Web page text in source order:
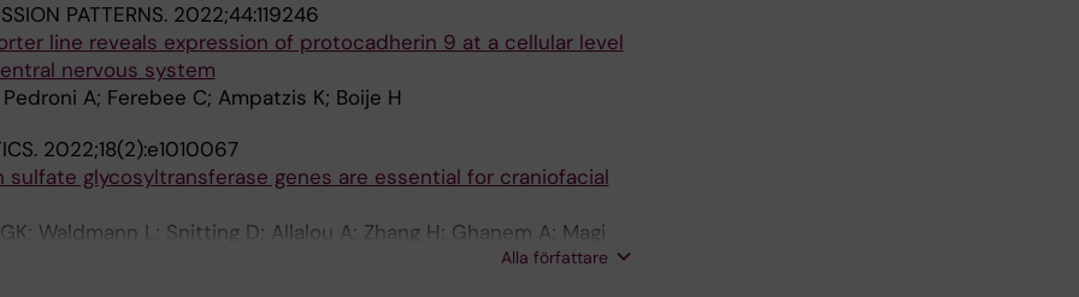
PATTERNS. 2022;44:119246
line reveals expression of protocadherin 9 at a cellular level
nervous system
A; Ferebee C; Ampatzis K; Boije H
2022;18(2):e1010067
glycosyltransferase genes are essential for craniofacial
Waldmann L; Snitting D; Allalou A; Zhang H; Ghanem A; Magi
Alla författare